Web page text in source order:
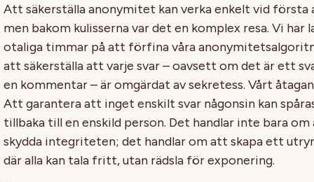
Att säkerställa anonymitet kan verka enkelt vid första
men bakom kulisserna var det en komplex resa. Vi har
otaliga timmar på att förfina våra
att säkerställa att varje svar – oavsett om det är ett
en kommentar – är omgärdat av sekretess. Vårt
Att garantera att inget enskilt svar någonsin kan
tillbaka till en enskild person. Det handlar inte bara
skydda integriteten; det handlar om att skapa ett
där alla kan tala fritt, utan rädsla för exponering.